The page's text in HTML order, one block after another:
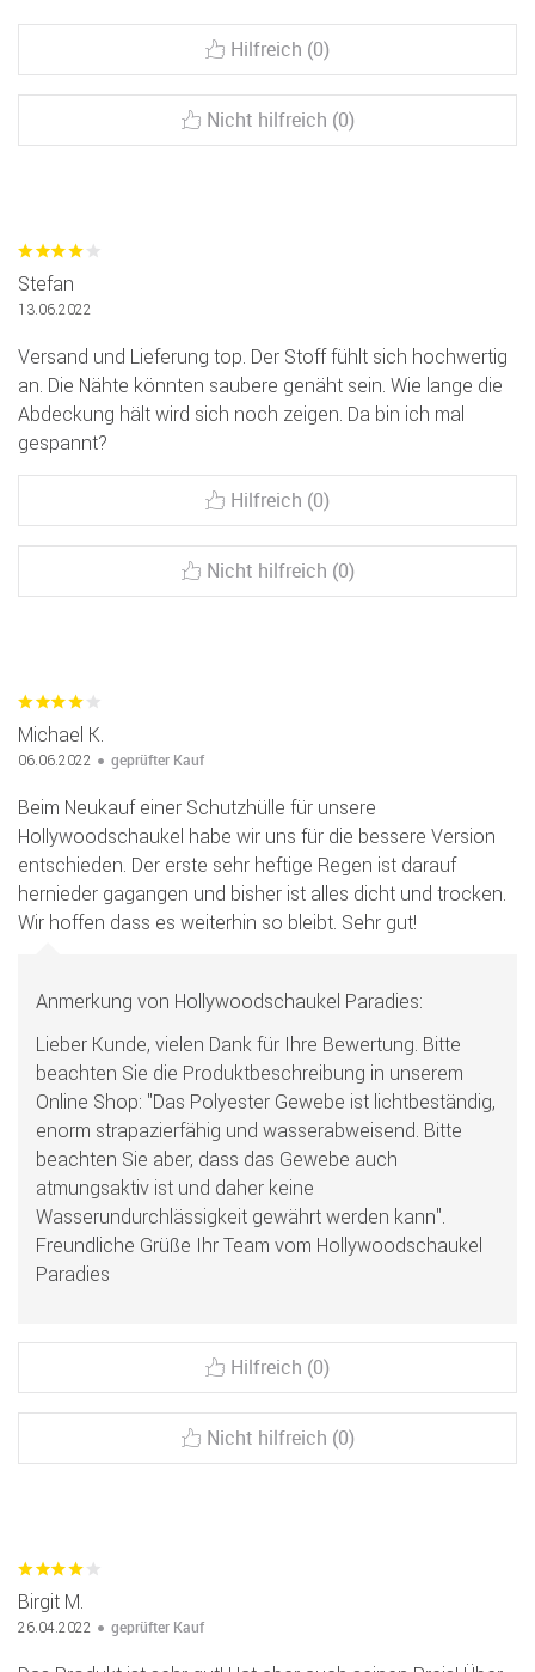
Hilfreich (0)
Nicht hilfreich (0)
Stefan
13.06.2022
Versand und Lieferung top. Der Stoff fühlt sich hochwertig
an. Die Nähte könnten saubere genäht sein. Wie lange die
Abdeckung hält wird sich noch zeigen. Da bin ich mal
gespannt?
Hilfreich (0)
Nicht hilfreich (0)
Michael K.
06.06.2022 geprüfter Kauf
Beim Neukauf einer Schutzhülle für unsere
Hollywoodschaukel habe wir uns für die bessere Version
entschieden. Der erste sehr heftige Regen ist darauf
hernieder gagangen und bisher ist alles dicht und trocken.
Wir hoffen dass es weiterhin so bleibt. Sehr gut!
Anmerkung von Hollywoodschaukel Paradies:
Lieber Kunde, vielen Dank für Ihre Bewertung. Bitte
beachten Sie die Produktbeschreibung in unserem
Online Shop: "Das Polyester Gewebe ist lichtbeständig,
enorm strapazierfähig und wasserabweisend. Bitte
beachten Sie aber, dass das Gewebe auch
atmungsaktiv ist und daher keine
Wasserundurchlässigkeit gewährt werden kann".
Freundliche Grüße Ihr Team vom Hollywoodschaukel
Paradies
Hilfreich (0)
Nicht hilfreich (0)
Birgit M.
26.04.2022 geprüfter Kauf